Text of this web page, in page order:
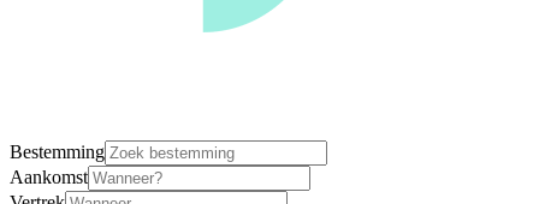
Bestemming
Aankomst